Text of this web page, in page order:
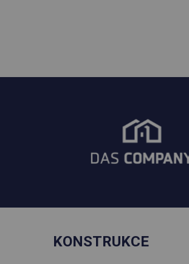
KONSTRUKCE